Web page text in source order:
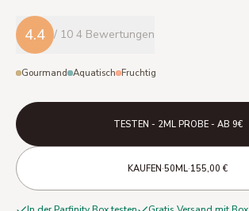
4.4 / 10 4 Bewertungen
Gourmand Aquatisch Fruchtig
TESTEN - 2ML PROBE - AB 9€
KAUFEN·50ML·155,00 €